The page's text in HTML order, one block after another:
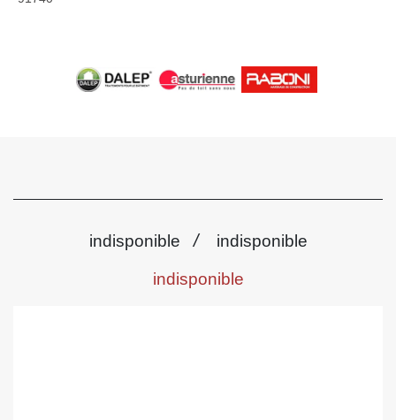
indisponible / indisponible
indisponible